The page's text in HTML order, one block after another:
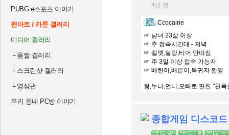
PUBG e스포츠 이야기
팬아트 / 카툰 갤러리
미디어 갤러리
└움짤 갤러리
└스크린샷 갤러리
└영상관
우리 동네 PC방 이야기
4년 전
Ccocaine
☞ 남녀 23살 이상
☞ 주 접속시간대 - 저녁
☞ 킬뎃,딜량,티어 안따짐
☞ 주 3일 이상 접속 가능자
☞ 배린이,배른이,복귀자 환영
형,누나,언니,오빠로 편한 "친목
종합게임 디스코드